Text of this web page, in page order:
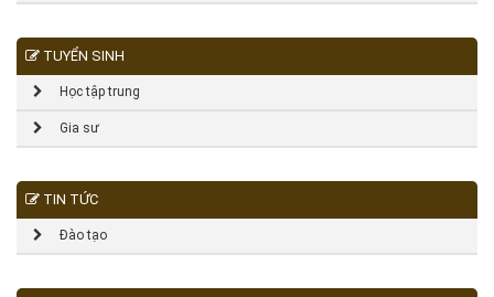
TUYỂN SINH
Học tập trung
Gia sư
TIN TỨC
Đào tạo